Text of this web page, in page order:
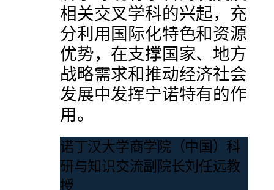
相关交叉学科的兴起，充
分利用国际化特色和资源
优势，在支撑国家、地方
战略需求和推动经济社会
发展中发挥宁诺特有的作
用。
诺丁汉大学商学院（中国）科
研与知识交流副院长刘任远教
授